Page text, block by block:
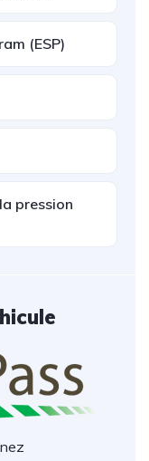
(ESP)
pression